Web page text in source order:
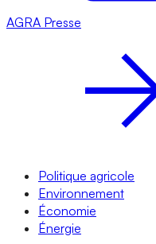
AGRA Presse
Politique agricole
Environnement
Économie
Énergie